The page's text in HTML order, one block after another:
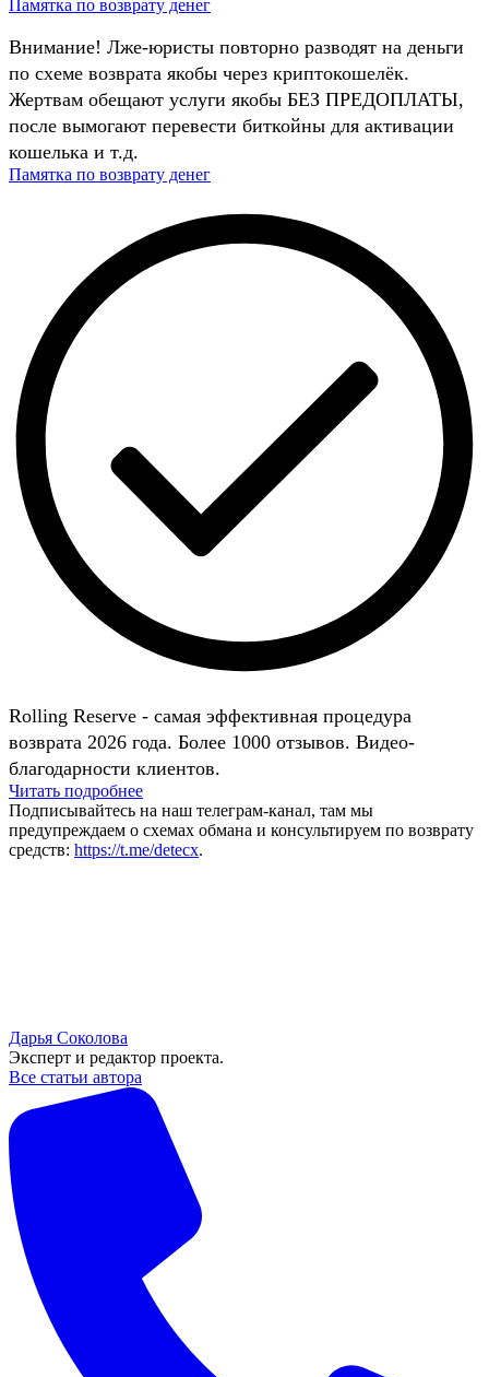
Памятка по возврату денег
Внимание! Лже-юристы повторно разводят на деньги
по схеме возврата якобы через криптокошелёк.
Жертвам обещают услуги якобы БЕЗ ПРЕДОПЛАТЫ,
после вымогают перевести биткойны для активации
кошелька и т.д.
Памятка по возврату денег
Rolling Reserve - самая эффективная процедура
возврата 2026 года. Более 1000 отзывов. Видео-
благодарности клиентов.
Читать подробнее
Подписывайтесь на наш телеграм-канал, там мы
предупреждаем о схемах обмана и консультируем по возврату
средств: https://t.me/detecx.
Дарья Соколова
Эксперт и редактор проекта.
Все статьи автора